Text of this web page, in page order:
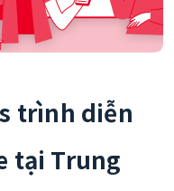
trình diễn
tại Trung